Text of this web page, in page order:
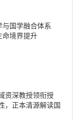
国学融合体系
命境界提升
资深教授领衔授
，正本清源解读国